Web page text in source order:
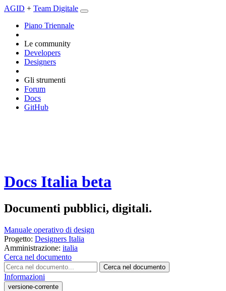
AGID + Team Digitale
Piano Triennale
Le community
Developers
Designers
Gli strumenti
Forum
Docs
GitHub
Docs Italia beta
Documenti pubblici, digitali.
Manuale operativo di design
Progetto: Designers Italia
Amministrazione: italia
Cerca nel documento
Cerca nel documento
Informazioni
versione-corrente